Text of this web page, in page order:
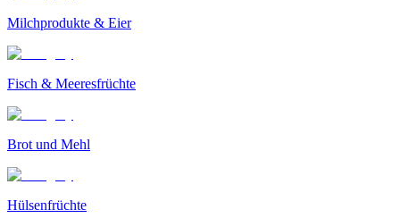
Milchprodukte & Eier
Fisch & Meeresfrüchte
Brot und Mehl
Hülsenfrüchte